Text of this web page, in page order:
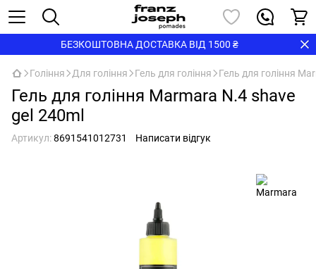
БЕЗКОШТОВНА ДОСТАВКА ВІД 1500 ₴
Гоління Для гоління Гель для гоління Гель для гоління
Гель для гоління Marmara N.4 shave
gel 240ml
Артикул:8691541012731 Написати відгук